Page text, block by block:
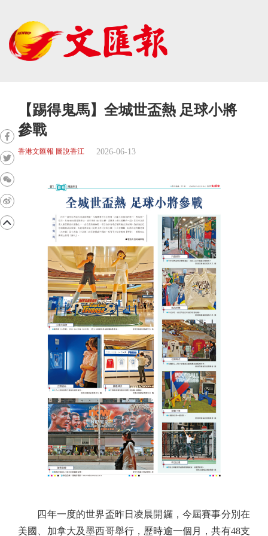
【踢得鬼馬】全城世盃熱 足球小將
參戰
香港文匯報 圖說香江 2026-06-13
四年一度的世界盃昨日凌晨開鑼，今屆賽事分別在
美國、加拿大及墨西哥舉行，歷時逾一個月，共有48支